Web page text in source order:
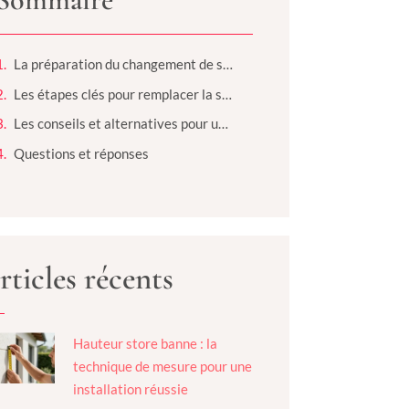
La préparation du changement de serrure de porte blindée
Les conseils et alternatives pour une intervention efficace et sécurisée
Questions et réponses
récents
Hauteur store banne : la
technique de mesure pour une
installation réussie